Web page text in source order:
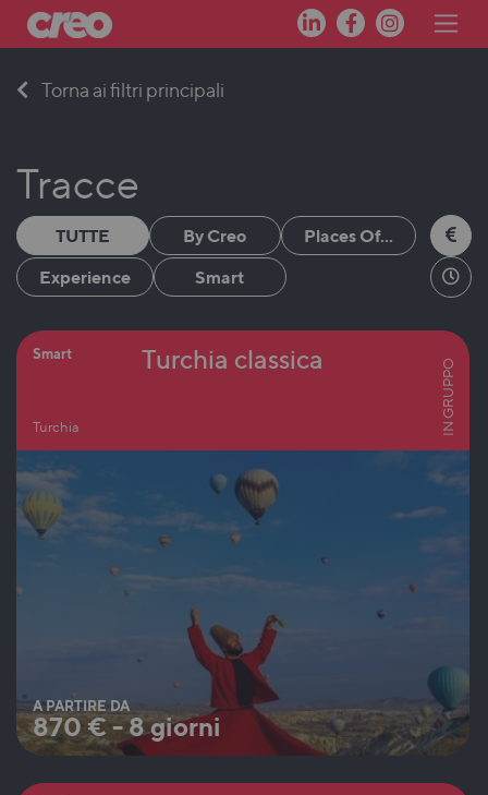
Torna ai filtri principali
Tracce
TUTTE By Creo
Places Of...
Experience
Smart
Smart
Turchia
Turchia classica IN GRUPPO
A PARTIRE DA
870€-8 giorni